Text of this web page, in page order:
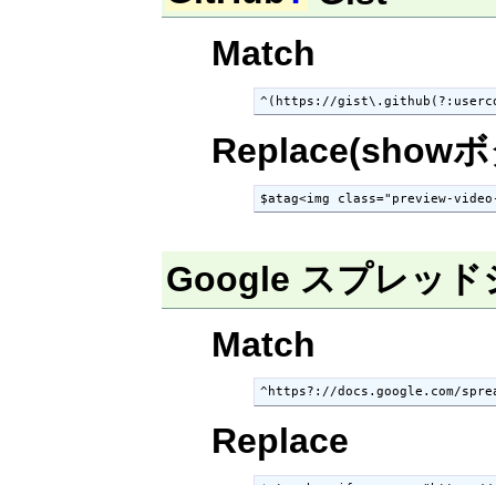
Match
^(https://
Replace(show
$atag<img class="preview-
Google スプレッド
Match
^https?://docs.google.com/
Replace